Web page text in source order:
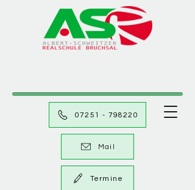
Mail
07251 - 798220
Termine